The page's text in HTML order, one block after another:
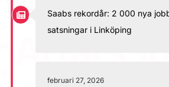
Saabs rekordår: 2 000 nya
satsningar i Linköping
februari 27, 2026